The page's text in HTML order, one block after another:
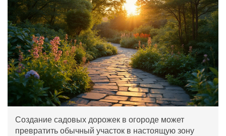
Создание садовых дорожек в огороде может
превратить обычный участок в настоящую зону